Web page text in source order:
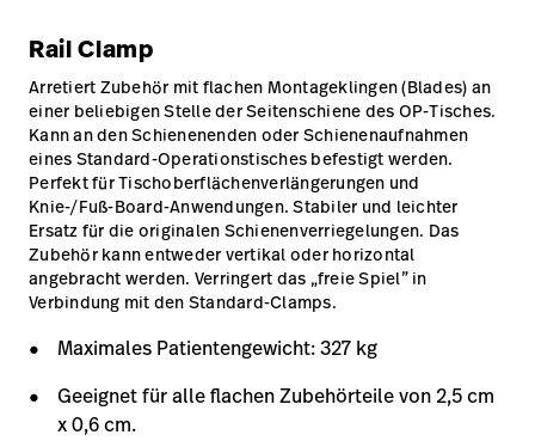
Rail Clamp
Arretiert Zubehör mit flachen Montageklingen (Blades) an
einer beliebigen Stelle der Seitenschiene des OP-Tisches.
Kann an den Schienenenden oder Schienenaufnahmen
eines Standard-Operationstisches befestigt werden.
Perfekt für Tischoberflächenverlängerungen und
Knie-/Fuß-Board-Anwendungen. Stabiler und leichter
Ersatz für die originalen Schienenverriegelungen. Das
Zubehör kann entweder vertikal oder horizontal
angebracht werden. Verringert das „freie Spiel” in
Verbindung mit den Standard-Clamps.
Maximales Patientengewicht: 327 kg
Geeignet für alle flachen Zubehörteile von 2,5 cm
x 0,6 cm.